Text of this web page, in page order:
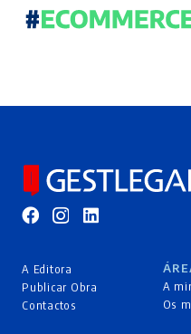
A Editora
Publicar Obra
Contactos
A
Os